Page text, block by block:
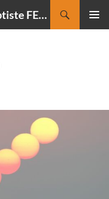
CIELMANIA : le blog de Jean-Baptiste FELDMANN, photographe du ciel